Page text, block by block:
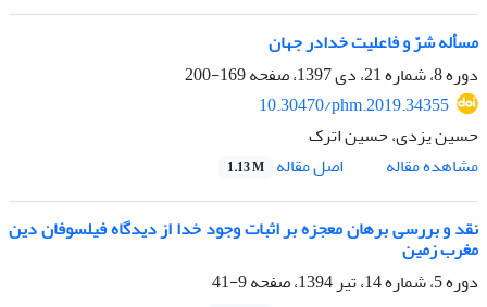
مسأله شرّ و فاعلیت خدادر جهان
دوره 8، شماره 21، دی 1397، صفحه
169-200
10.30470/phm.2019.34355
حسین یزدی، حسین اترک
مشاهده مقاله
اصل مقاله 1.13 M
نقد و بررسی برهان معجزه بر اثبات وجود خدا از دیدگاه فیلسوفان دین
مغرب زمین
دوره 5، شماره 14، تیر 1394، صفحه
9-41